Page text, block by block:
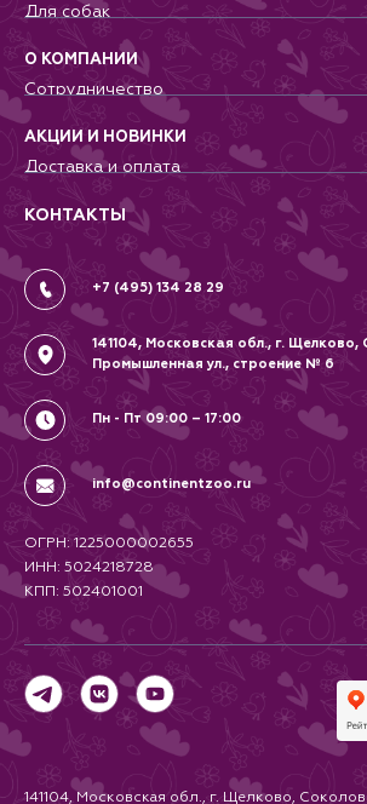
Для собак
Для кошек
Для грызунов
Для птиц
Аквариумистика, пруд, море
Террариумистика
О КОМПАНИИ
Сотрудничество
Питомникам
Добрые дела
Новости
Контакты
Вопрос-Ответ
АКЦИИ И НОВИНКИ
Доставка и оплата
Гарантии и возврат
Вакансии
Политика
Соглашение
КОНТАКТЫ
+7 (495) 134 28 29
141104, Московская обл., г.
Промышленная ул., строение № 6
Пн - Пт 09:00 – 17:00
info@continentzoo.ru
ОГРН: 1225000002655
ИНН: 5024218728
КПП: 502401001
141104, Московская обл., г. Щелково,